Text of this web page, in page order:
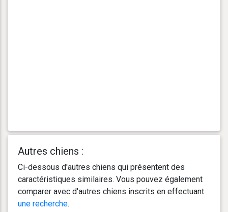
Autres chiens :
Ci-dessous d'autres chiens qui présentent des
caractéristiques similaires. Vous pouvez également
comparer avec d'autres chiens inscrits en effectuant
une recherche.